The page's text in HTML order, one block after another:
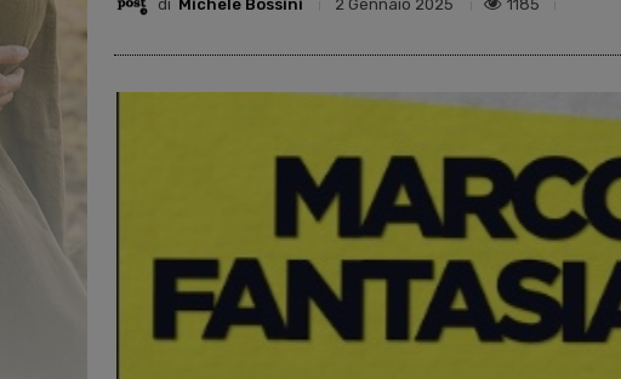
di Michele Bossini 2 Gennaio 2025 1185